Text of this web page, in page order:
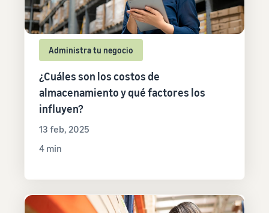
Administra tu negocio
¿Cuáles son los costos de
almacenamiento y qué factores los
influyen?
13 feb, 2025
4 min